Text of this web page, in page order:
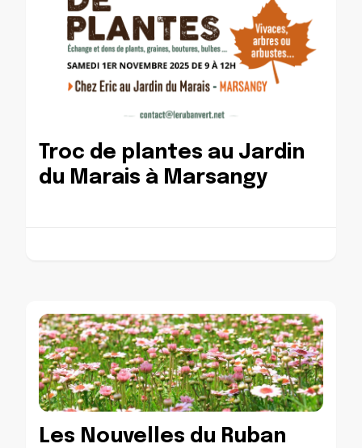
Troc de plantes au Jardin
du Marais à Marsangy
Les Nouvelles du Ruban